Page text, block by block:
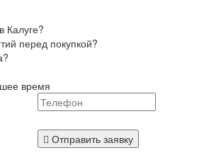
Калуге?
перед покупкой?
время
Отправить заявку